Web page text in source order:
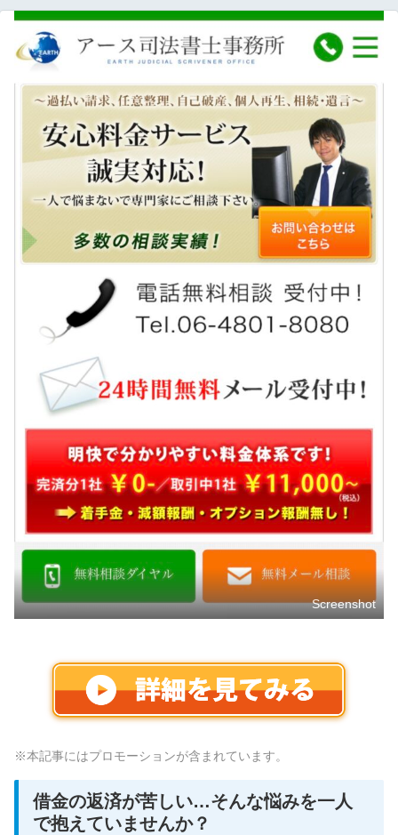
Screenshot
※本記事にはプロモーションが含まれています。
借金の返済が苦しい…そんな悩みを一人
で抱えていませんか？